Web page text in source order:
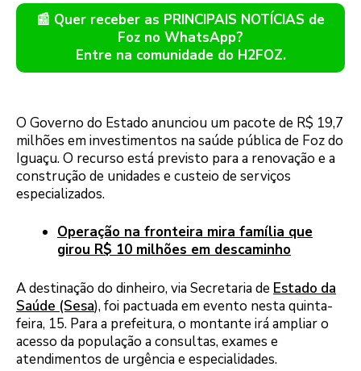
📰 Quer receber as PRINCIPAIS NOTÍCIAS de
Foz no WhatsApp?
Entre na comunidade do H2FOZ.
O Governo do Estado anunciou um pacote de R$ 19,7
milhões em investimentos na saúde pública de Foz do
Iguaçu. O recurso está previsto para a renovação e a
construção de unidades e custeio de serviços
especializados.
Operação na fronteira mira família que
girou R$ 10 milhões em descaminho
A destinação do dinheiro, via Secretaria de Estado da
Saúde (Sesa), foi pactuada em evento nesta quinta-
feira, 15. Para a prefeitura, o montante irá ampliar o
acesso da população a consultas, exames e
atendimentos de urgência e especialidades.